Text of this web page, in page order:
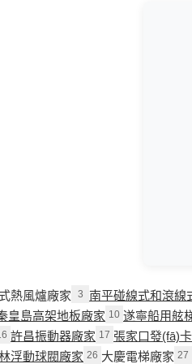
熱風爐廠家 3 南平碰線式和滾線
皇島高架地板廠家 10 遂寧船用舷
許昌振動器廠家 17 張家口發(fā)
浮動球閥廠家 26 大慶電梯廠家 27